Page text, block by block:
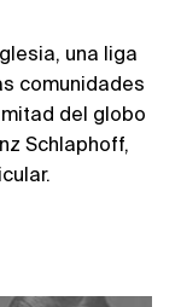
una liga
comunidades
del globo
Schlaphoff,